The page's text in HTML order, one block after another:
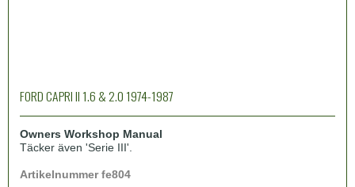
FORD CAPRI II 1.6 & 2.0 1974-1987
Owners Workshop Manual
Täcker även 'Serie III'.
Artikelnummer fe804